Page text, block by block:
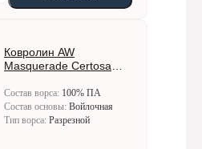
Ковролин AW
Masquerade Certosa
Состав ворса: 100% ПА
Состав основы: Войлочная
Тип ворса: Разрезной